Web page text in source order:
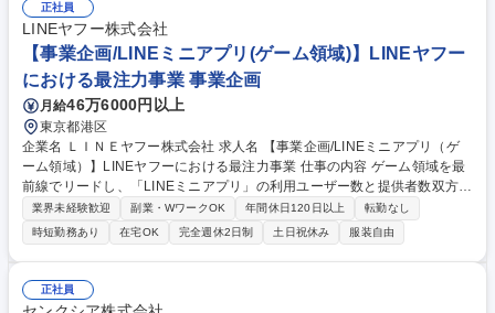
正社員
LINEヤフー株式会社
【事業企画/LINEミニアプリ(ゲーム領域)】LINEヤフー
における最注力事業 事業企画
月給46万6000円以上
東京都港区
企業名 ＬＩＮＥヤフー株式会社 求人名 【事業企画/LINEミニアプリ（ゲ
ーム領域）】LINEヤフーにおける最注力事業 仕事の内容 ゲーム領域を最
前線でリードし、「LINEミニアプリ」の利用ユーザー数と提供者数双方の
最大化をするための事業企画およびその実行推進を担当します。具体的に
は、市場分析や仮説検証を通じて、ユーザーおよび ゲームパブリッシャー
など事業者に必要とされる機能や仕組みを企画し、実行計画の策定を主導
します。【詳細】■担当領域の中長期的な成長および収益性の向上に向け
た戦略の立案・企画・推進■PMF検証の推進および年間数百億規模のメガ
ヒット創出に向けたGTM・アライアンス戦略の策定■プロジェクトのKPI
業界未経験歓迎 副業・WワークOK 年間休日120日以上
転勤なし
時短勤務あり
在宅OK 完全週休2日制 土日祝休み 服装自由
正社員